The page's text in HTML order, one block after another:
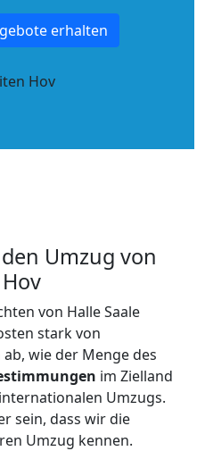
erhalten
Umzug von
von Halle Saale
stark von
wie der Menge des
im Zielland
Umzugs.
sein, dass wir die
Umzug kennen.